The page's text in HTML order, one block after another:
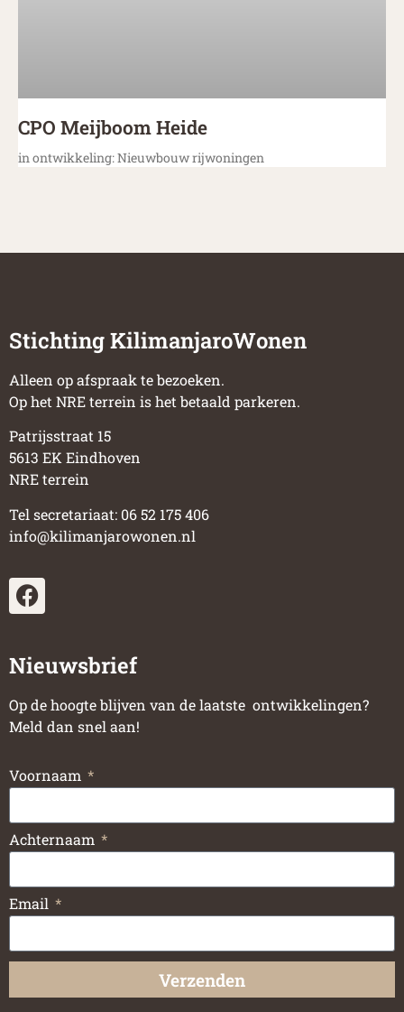
CPO Meijboom Heide
in ontwikkeling: Nieuwbouw rijwoningen
Stichting KilimanjaroWonen
Alleen op afspraak te bezoeken.
Op het NRE terrein is het betaald parkeren.
Patrijsstraat 15
5613 EK Eindhoven
NRE terrein
Tel secretariaat: 06 52 175 406
info@kilimanjarowonen.nl
Nieuwsbrief
Op de hoogte blijven van de laatste ontwikkelingen?
Meld dan snel aan!
Voornaam
Achternaam
Email
Verzenden